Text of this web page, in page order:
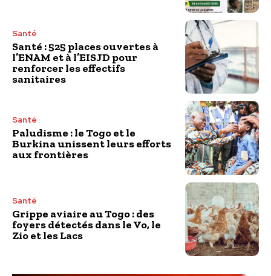
Santé
Santé : 525 places ouvertes à
l’ENAM et à l’EISJD pour
renforcer les effectifs
sanitaires
Santé
Paludisme : le Togo et le
Burkina unissent leurs efforts
aux frontières
Santé
Grippe aviaire au Togo : des
foyers détectés dans le Vo, le
Zio et les Lacs